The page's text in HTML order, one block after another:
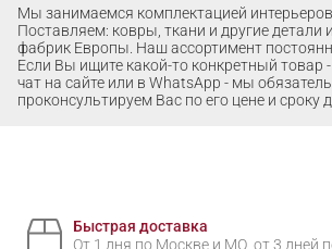
Мы занимаемся комплектацией
Поставляем: ковры, ткани и другие детали
фабрик Европы. Наш ассортимент
Если Вы ищите какой-то конкретный товар
чат на сайте или в WhatsApp - мы
проконсультируем Вас по его цене и сроку
Быстрая доставка
От 1 дня по Москве и МО, от 3 дней